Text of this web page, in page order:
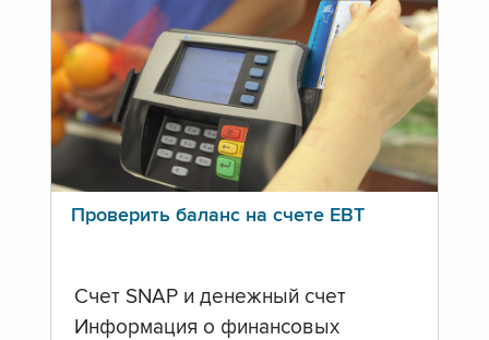
Проверить баланс на счете ЕВТ
Счет SNAP и денежный счет
Информация о финансовых